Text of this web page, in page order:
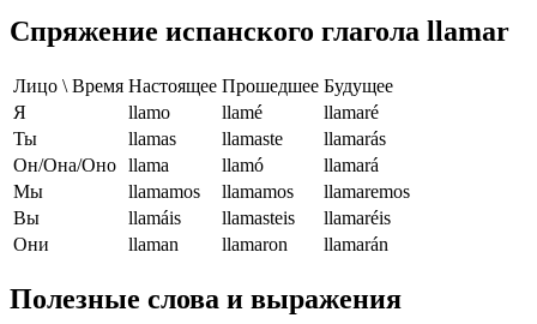
Спряжение испанского глагола llamar
Лицо \ Время Настоящее Прошедшее Будущее
Я
llamo llamé
llamaré
Ты
llamas llamaste
llamarás
Он/Она/Оно llama llamó
llamará
Мы
llamamos llamamos
llamaremos
Вы
llamáis llamasteis
llamaréis
Они
llaman llamaron llamarán
Полезные слова и выражения